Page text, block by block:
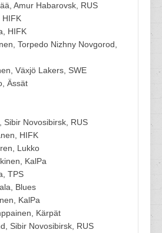
Amur Habarovsk, RUS
HIFK
HIFK
Torpedo Nizhny Novgorod,
Växjö Lakers, SWE
Ässät
Sibir Novosibirsk, RUS
HIFK
Lukko
KalPa
TPS
Blues
KalPa
Kärpät
Sibir Novosibirsk, RUS